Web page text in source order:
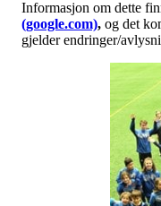
Informasjon om dette
(google.com), og det
gjelder endringer/